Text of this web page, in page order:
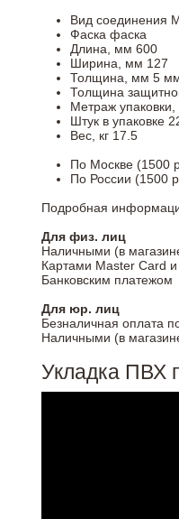
Вид соединения
Фаска фаска
Длина, мм 600
Ширина, мм 127
Толщина, мм 5
Толщина
Метраж упаковки,
Штук в упаковке
Вес, кг 17.5
По Москве (1500
По России (1500
Подробная
Для физ. лиц
Наличными (в
Картами Master Card
Банковским платежом
Для юр. лиц
Безналичная оплата
Наличными (в
Укладка ПВХ